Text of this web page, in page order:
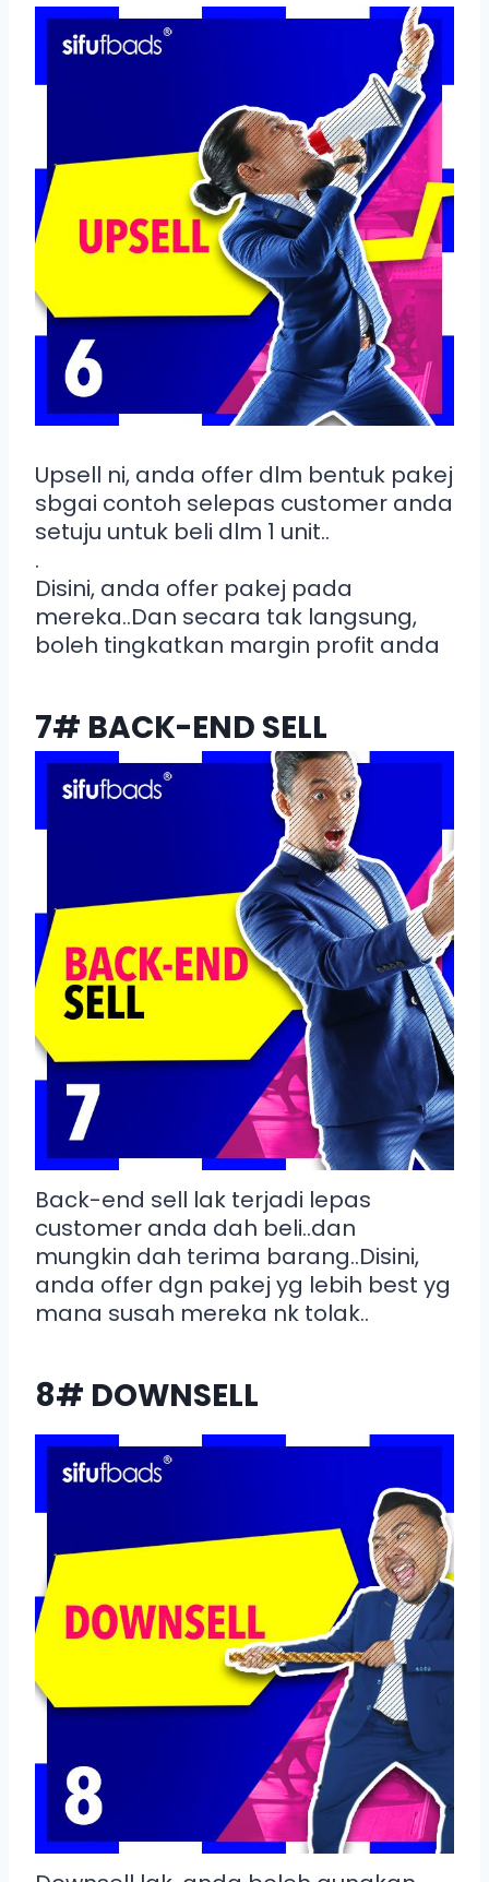
Upsell ni, anda offer dlm bentuk pakej
sbgai contoh selepas customer anda
setuju untuk beli dlm 1 unit..
.
Disini, anda offer pakej pada
mereka..Dan secara tak langsung,
boleh tingkatkan margin profit anda
7# BACK-END SELL
Back-end sell lak terjadi lepas
customer anda dah beli..dan
mungkin dah terima barang..Disini,
anda offer dgn pakej yg lebih best yg
mana susah mereka nk tolak..
8# DOWNSELL